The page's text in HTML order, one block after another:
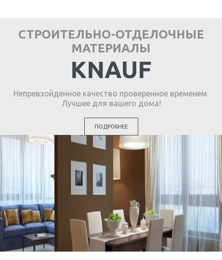
СТРОИТЕЛЬНО-ОТДЕЛОЧНЫЕ
МАТЕРИАЛЫ
KNAUF
Непревзойденное качество проверенное временем.
Лучшее для вашего дома!
ПОДРОБНЕЕ